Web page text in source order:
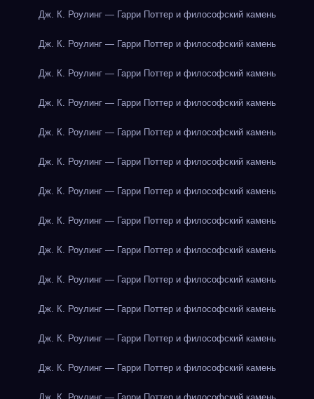
Дж. К. Роулинг — Гарри Поттер и философский камень
Дж. К. Роулинг — Гарри Поттер и философский камень
Дж. К. Роулинг — Гарри Поттер и философский камень
Дж. К. Роулинг — Гарри Поттер и философский камень
Дж. К. Роулинг — Гарри Поттер и философский камень
Дж. К. Роулинг — Гарри Поттер и философский камень
Дж. К. Роулинг — Гарри Поттер и философский камень
Дж. К. Роулинг — Гарри Поттер и философский камень
Дж. К. Роулинг — Гарри Поттер и философский камень
Дж. К. Роулинг — Гарри Поттер и философский камень
Дж. К. Роулинг — Гарри Поттер и философский камень
Дж. К. Роулинг — Гарри Поттер и философский камень
Дж. К. Роулинг — Гарри Поттер и философский камень